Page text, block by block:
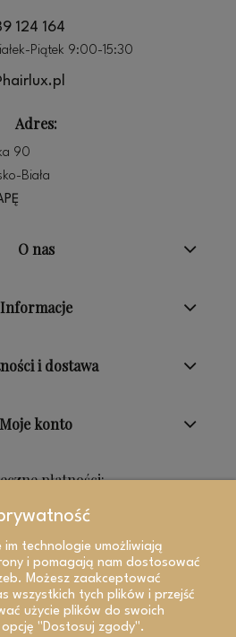
124 164
Piątek 9:00-15:30
Adres:
90
Biała
O nas
Informacje
i dostawa
Moje konto
płatności:
im technologie umożliwiają
i pomagają nam dostosować
Możesz zaakceptować
wszystkich tych plików i przejść
użycie plików do swoich
"Dostosuj zgody".